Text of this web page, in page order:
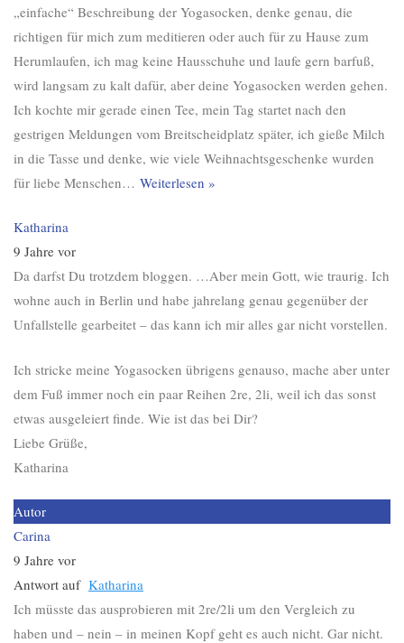
„einfache“ Beschreibung der Yogasocken, denke genau, die
richtigen für mich zum meditieren oder auch für zu Hause zum
Herumlaufen, ich mag keine Hausschuhe und laufe gern barfuß,
wird langsam zu kalt dafür, aber deine Yogasocken werden gehen.
Ich kochte mir gerade einen Tee, mein Tag startet nach den
gestrigen Meldungen vom Breitscheidplatz später, ich gieße Milch
in die Tasse und denke, wie viele Weihnachtsgeschenke wurden
für liebe Menschen… Weiterlesen »
Katharina
9 Jahre vor
Da darfst Du trotzdem bloggen. …Aber mein Gott, wie traurig. Ich
wohne auch in Berlin und habe jahrelang genau gegenüber der
Unfallstelle gearbeitet – das kann ich mir alles gar nicht vorstellen.
Ich stricke meine Yogasocken übrigens genauso, mache aber unter
dem Fuß immer noch ein paar Reihen 2re, 2li, weil ich das sonst
etwas ausgeleiert finde. Wie ist das bei Dir?
Liebe Grüße,
Katharina
Autor
Carina
9 Jahre vor
Antwort auf Katharina
Ich müsste das ausprobieren mit 2re/2li um den Vergleich zu
haben und – nein – in meinen Kopf geht es auch nicht. Gar nicht.